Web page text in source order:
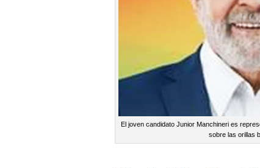
El joven candidato Junior Manchineri es
sobre las orillas